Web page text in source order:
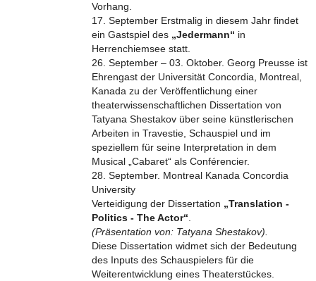
Vorhang.
17. September Erstmalig in diesem Jahr findet
ein Gastspiel des „Jedermann“ in
Herrenchiemsee statt.
26. September – 03. Oktober. Georg Preusse ist
Ehrengast der Universität Concordia, Montreal,
Kanada zu der Veröffentlichung einer
theaterwissenschaftlichen Dissertation von
Tatyana Shestakov über seine künstlerischen
Arbeiten in Travestie, Schauspiel und im
speziellem für seine Interpretation in dem
Musical „Cabaret“ als Conférencier.
28. September. Montreal Kanada Concordia
University
Verteidigung der Dissertation „Translation -
Politics - The Actor“
(Präsentation von: Tatyana Shestakov).
Diese Dissertation widmet sich der Bedeutung
des Inputs des Schauspielers für die
Weiterentwicklung eines Theaterstückes.